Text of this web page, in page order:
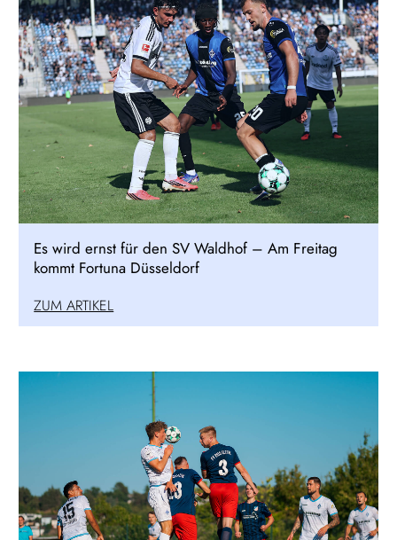
Es wird ernst für den SV Waldhof – Am Freitag
kommt Fortuna Düsseldorf
ZUM ARTIKEL